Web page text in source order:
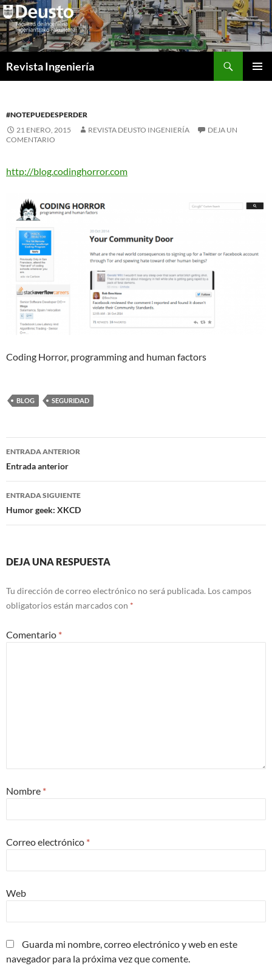
Saltar
al
contenido
Revista Ingeniería
#NOTEPUEDESPERDER
21 ENERO, 2015
REVISTA DEUSTO INGENIERÍA
DEJA UN
COMENTARIO
http://blog.codinghorror.com
Coding Horror, programming and human factors
BLOG SEGURIDAD
Navegación
de
entradas
ENTRADA ANTERIOR
Entrada anterior
ENTRADA SIGUIENTE
Humor geek: XKCD
DEJA UNA RESPUESTA
Tu dirección de correo electrónico no será publicada. Los campos
obligatorios están marcados con *
Comentario *
Nombre *
Correo electrónico *
Web
Guarda mi nombre, correo electrónico y web en este
navegador para la próxima vez que comente.